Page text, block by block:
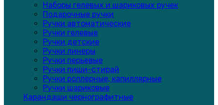
Наборы гелевых и шариковых ручек
Подарочные ручки
Ручки автоматические
Ручки гелевые
Ручки детские
Ручки линеры
Ручки перьевые
Ручки пиши-стирай
Ручки роллерные, капиллярные
Ручки шариковые
Карандаши чернографитные